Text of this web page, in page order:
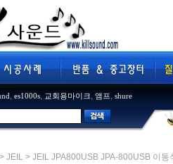
, es1000s, 교회용마이크, 앰프, shure
> JEIL > JEIL JPA800USB JPA-800USB 이